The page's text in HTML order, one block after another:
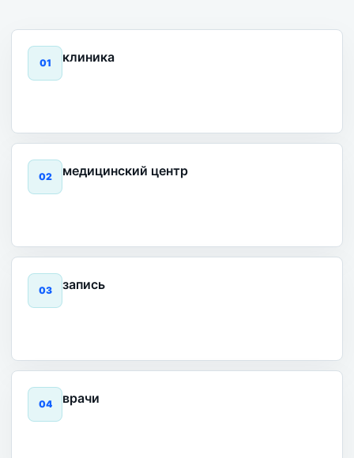
01 клиника
02 медицинский центр
03 запись
04 врачи